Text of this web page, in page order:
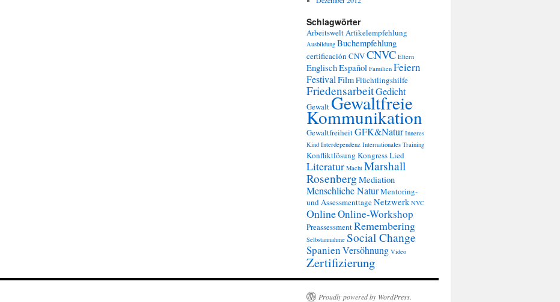
Schlagwörter
ArbeitsweltArtikelempfehlung
Ausbildung Buchempfehlung
certificación CNVCNVC Eltern
EnglischEspañol Familien Feiern
Festival FilmFlüchtlingshilfe
FriedensarbeitGedicht
Gewalt Gewaltfreie
Kommunikation
GewaltfreiheitGFK&Natur Inneres
Kind Interdependenz Internationales Training
Konfliktlösung KongressLied
Literatur Macht Marshall
Rosenberg Mediation
Menschliche NaturMentoring-
und AssessmenttageNetzwerk NVC
OnlineOnline-Workshop
PreassessmentRemembering
Selbstannahme Social Change
SpanienVersöhnung Video
Zertifizierung
Proudly powered by WordPress.